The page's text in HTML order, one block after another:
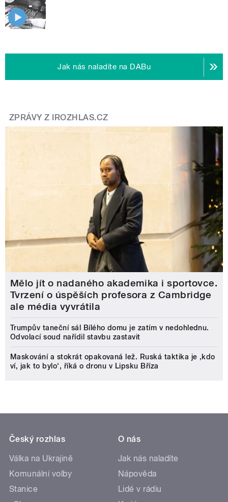
Jak nás naladíte na DABu
ZPRÁVY Z IROZHLAS.CZ
Mělo jít o nadaného akademika i sportovce.
Tvrzení o úspěších profesora z Cambridge
ale média vyvrátila
Trumpův taneční sál Bílého domu je zatím v nedohlednu.
Odvolací soud nařídil stavbu zastavit
Maskování a stokrát opakovaná lež. Ruská taktika je ‚kdo
ví, jak to bylo‘, říká o dronu v Lipsku Bříza
Český rozhlas
Válka na Ukrajině
Komunální volby
Stanice
O nás
Jak nás naladíte
Nápověda
Lidé v rádiu